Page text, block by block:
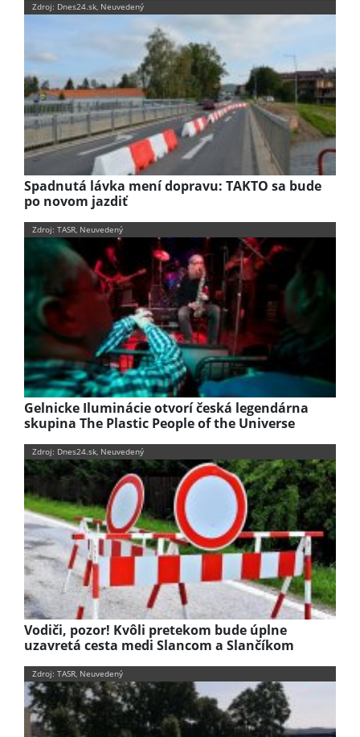
Zdroj: Dnes24.sk, Neuvedený
Spadnutá lávka mení dopravu: TAKTO sa bude
po novom jazdiť
Zdroj: TASR, Neuvedený
Gelnicke Iluminácie otvorí česká legendárna
skupina The Plastic People of the Universe
Zdroj: Dnes24.sk, Neuvedený
Vodiči, pozor! Kvôli pretekom bude úplne
uzavretá cesta medi Slancom a Slančíkom
Zdroj: TASR, Neuvedený